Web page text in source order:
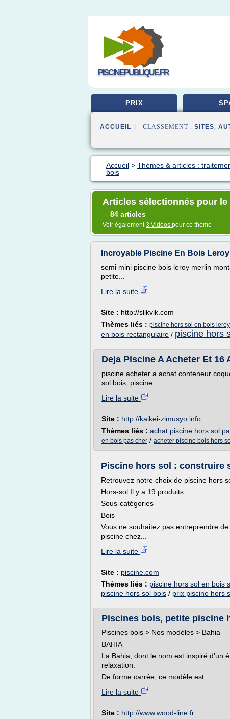
PISCINEPUBLIQUE.FR
PRIX
ACCUEIL | CLASSEMENT : SITES,
Accueil > Thèmes & articles :
bois
Articles sélectionnés pour
→ 84 articles
Voir également3 Vidéos pour ce thème
Incroyable Piscine En Bois
semi mini piscine bois leroy merlin
petite...
Lire la suite
Site : http://slikvik.com
Thèmes liés : piscine hors sol en bois
en bois rectangulaire / piscine hors
Deja Piscine A Acheter Et 16
piscine acheter a achat conteneur
sol bois, piscine...
Lire la suite
Site : http://kaikei-zimusyo.info
Thèmes liés : achat piscine hors sol
en bois pas cher / acheter piscine bois hors
Piscine hors sol : construire
Retrouvez notre choix de piscine hors
Hors-sol Il y a 19 produits.
Sous-catégories
Bois
Vous ne souhaitez pas entreprendre
piscine chez...
Lire la suite
Site : piscine.com
Thèmes liés : piscine hors sol en bois
piscine hors sol bois / prix piscine hors
Piscines bois, petite piscine
Piscines bois > Nos modèles > Bahia
BAHIA
La Bahia, dont le nom est inspiré d'un
relaxation.
De forme carrée, ce modèle est...
Lire la suite
Site : http://www.wood-line.fr